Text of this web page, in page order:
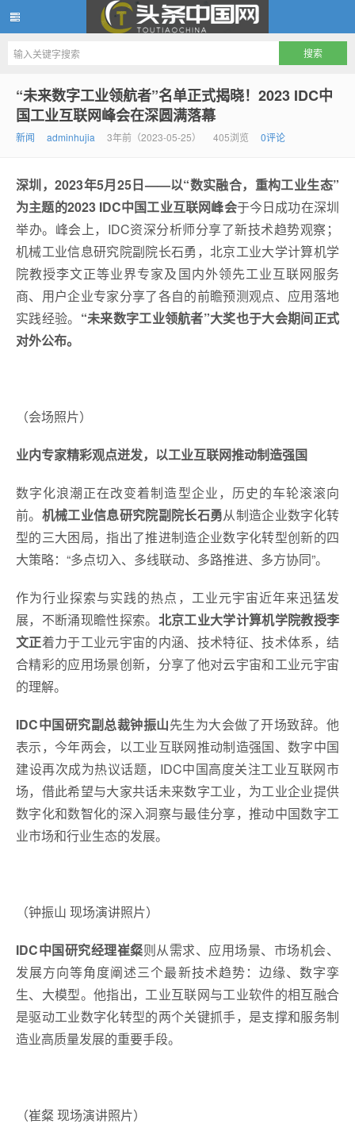
头条中国网
“未来数字工业领航者”名单正式揭晓！2023 IDC中
国工业互联网峰会在深圆满落幕
新闻 adminhujia 3年前（2023-05-25） 405浏览 0评论
深圳，2023年5月25日——以“数实融合，重构工业生态”
为主题的2023 IDC中国工业互联网峰会于今日成功在深圳
举办。峰会上，IDC资深分析师分享了新技术趋势观察；
机械工业信息研究院副院长石勇，北京工业大学计算机学
院教授李文正等业界专家及国内外领先工业互联网服务
商、用户企业专家分享了各自的前瞻预测观点、应用落地
实践经验。 “未来数字工业领航者”大奖也于大会期间正式
对外公布。
（会场照片）
业内专家精彩观点迸发，以工业互联网推动制造强国
数字化浪潮正在改变着制造型企业，历史的车轮滚滚向
前。 机械工业信息研究院副院长石勇从制造企业数字化转
型的三大困局，指出了推进制造企业数字化转型创新的四
大策略：“多点切入、多线联动、多路推进、多方协同”。
作为行业探索与实践的热点，工业元宇宙近年来迅猛发
展，不断涌现瞻性探索。 北京工业大学计算机学院教授李
文正着力于工业元宇宙的内涵、技术特征、技术体系，结
合精彩的应用场景创新，分享了他对云宇宙和工业元宇宙
的理解。
IDC中国研究副总裁钟振山先生为大会做了开场致辞。他
表示，今年两会，以工业互联网推动制造强国、数字中国
建设再次成为热议话题，IDC中国高度关注工业互联网市
场，借此希望与大家共话未来数字工业，为工业企业提供
数字化和数智化的深入洞察与最佳分享，推动中国数字工
业市场和行业生态的发展。
（钟振山 现场演讲照片）
IDC中国研究经理崔粲则从需求、应用场景、市场机会、
发展方向等角度阐述三个最新技术趋势：边缘、数字孪
生、大模型。他指出，工业互联网与工业软件的相互融合
是驱动工业数字化转型的两个关键抓手，是支撑和服务制
造业高质量发展的重要手段。
（崔粲 现场演讲照片）